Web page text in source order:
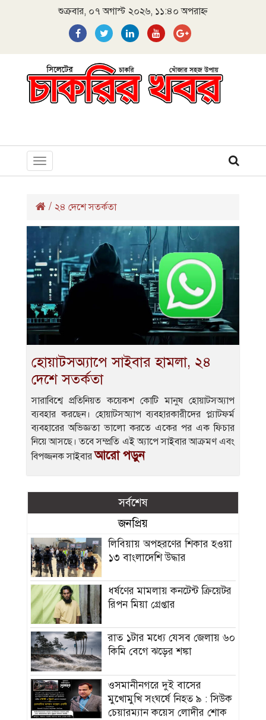
শুক্রবার, ০৭ অগাস্ট ২০২৬, ১১:৪০ অপরাহ্ন
Toggle
navigation
/ ২৪ দেশে সতর্কতা
হোয়াটসঅ্যাপে সাইবার হামলা, ২৪
দেশে সতর্কতা
সারাবিশ্বে প্রতিনিয়ত কয়েকশ কোটি মানুষ হোয়াটসঅ্যাপ
ব্যবহার করছেন। হোয়াটসঅ্যাপ ব্যবহারকারীদের প্ল্যাটফর্ম
ব্যবহারের অভিজ্ঞতা ভালো করতে একের পর এক ফিচার
নিয়ে আসছে। তবে সম্প্রতি এই অ্যাপে সাইবার আক্রমণ এবং
বিপজ্জনক সাইবারআরো পড়ুন
সর্বশেষ
জনপ্রিয়
লিবিয়ায় অপহরণের শিকার হওয়া
১৩ বাংলাদেশি উদ্ধার
ধর্ষণের মামলায় কনটেন্ট ক্রিয়েটর
রিপন মিয়া গ্রেপ্তার
রাত ১টার মধ্যে যেসব জেলায় ৬০
কিমি বেগে ঝড়ের শঙ্কা
ওসমানীনগরে দুই বাসের
মুখোমুখি সংঘর্ষে নিহত ৯ : সিউক
চেয়ারম্যান কয়েস লোদীর শোক